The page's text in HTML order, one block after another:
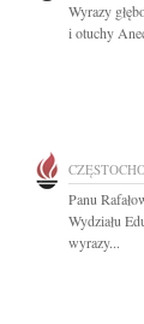
Wyrazy
i otuchy
Panu
Wydziału
wyrazy...